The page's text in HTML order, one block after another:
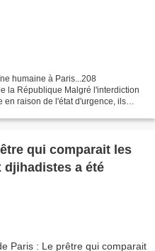
humaine à Paris...208
la République Malgré l'interdiction
en raison de l'état d'urgence, ils
qui comparait les
djihadistes a été